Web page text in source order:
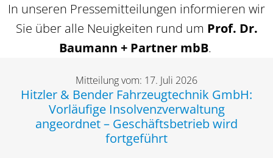
In unseren Pressemitteilungen informieren wir
Sie über alle Neuigkeiten rund um Prof. Dr.
Baumann + Partner mbB.
Mitteilung vom: 17. Juli 2026
Hitzler & Bender Fahrzeugtechnik GmbH:
Vorläufige Insolvenzverwaltung
angeordnet – Geschäftsbetrieb wird
fortgeführt